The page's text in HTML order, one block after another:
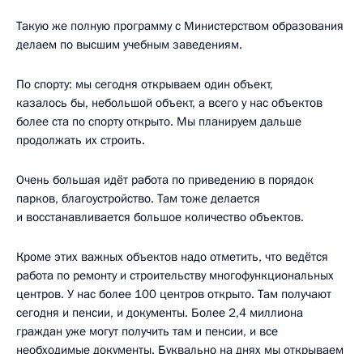
Такую же полную программу с Министерством образования
делаем по высшим учебным заведениям.
По спорту: мы сегодня открываем один объект,
казалось бы, небольшой объект, а всего у нас объектов
более ста по спорту открыто. Мы планируем дальше
продолжать их строить.
Очень большая идёт работа по приведению в порядок
парков, благоустройство. Там тоже делается
и восстанавливается большое количество объектов.
Кроме этих важных объектов надо отметить, что ведётся
работа по ремонту и строительству многофункциональных
центров. У нас более 100 центров открыто. Там получают
сегодня и пенсии, и документы. Более 2,4 миллиона
граждан уже могут получить там и пенсии, и все
необходимые документы. Буквально на днях мы открываем